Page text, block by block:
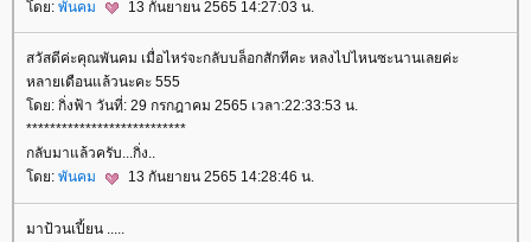
ดย: พันคม 13 กันยายน 2565 14:27:03 น.
สวัสดีค่ะคุณพันคม เมื่อไหร่จะกลับบล็อกสักทีคะ หลงไปไหนซะนานเลยค่ะ
หลายเดือนแล้วนะคะ 555
ดย: กิ่งฟ้า วันที่: 29 กรกฎาคม 2565 เวลา:22:33:53 น.
***************************
กลับมาแล้วครับ...กิ่ง..
ดย: พันคม 13 กันยายน 2565 14:28:46 น.
มาป้วนเปี้ยน .....